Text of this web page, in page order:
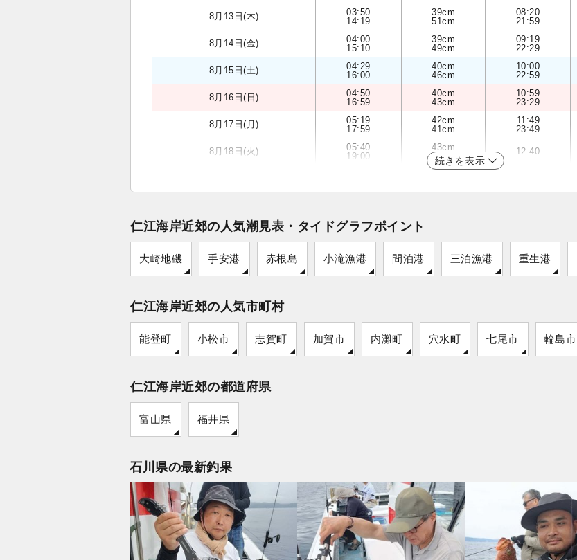
8月13日(木)
03:50
14:19
39cm
51cm
08:20
21:59
8月14日(金)
04:00
15:10
39cm
49cm
09:19
22:29
8月15日(土)
04:29
16:00
40cm
46cm
10:00
22:59
8月16日(日)
04:50
16:59
40cm
43cm
10:59
23:29
8月17日(月)
05:19
17:59
42cm
41cm
11:49
23:49
8月18日(火)
05:40
19:00
43cm
38cm
12:40
続きを表示
仁江海岸近郊の人気潮見表・タイドグラフポイント
大崎地磯 手安港 赤根島 小滝漁港 間泊港 三泊漁港 重生港
仁江海岸近郊の人気市町村
能登町 小松市 志賀町 加賀市 内灘町 穴水町 七尾市 輪島市
仁江海岸近郊の都道府県
富山県 福井県
石川県の最新釣果